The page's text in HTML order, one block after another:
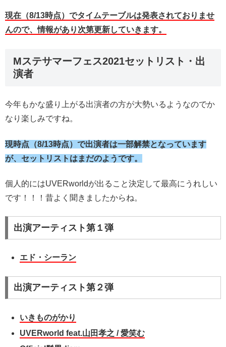
現在（8/13時点）でタイムテーブルは発表されておりませ
んので、情報があり次第更新していきます。
Mステサマーフェス2021セットリスト・出
演者
今年もかな盛り上がる出演者の方が大勢いるようなのでか
なり楽しみですね。
現時点（8/13時点）で出演者は一部解禁となっています
が、セットリストはまだのようです。
個人的にはUVERworldが出ること決定して最高にうれしい
です！！！昔よく聞きましたからね。
出演アーティスト第１弾
エド・シーラン
出演アーティスト第２弾
いきものがかり
UVERworld feat.山田孝之 / 愛笑む